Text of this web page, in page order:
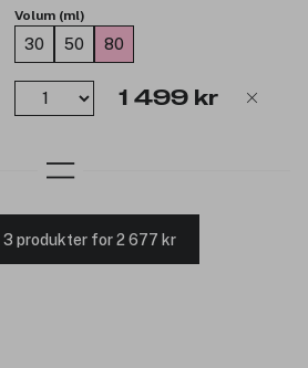
Volum (ml)
30 50 80
1 499 kr
3 produkter for 2 677 kr